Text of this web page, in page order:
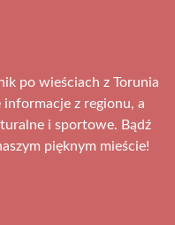
po wieściach z Torunia
z regionu, a
i sportowe. Bądź
pięknym mieście!